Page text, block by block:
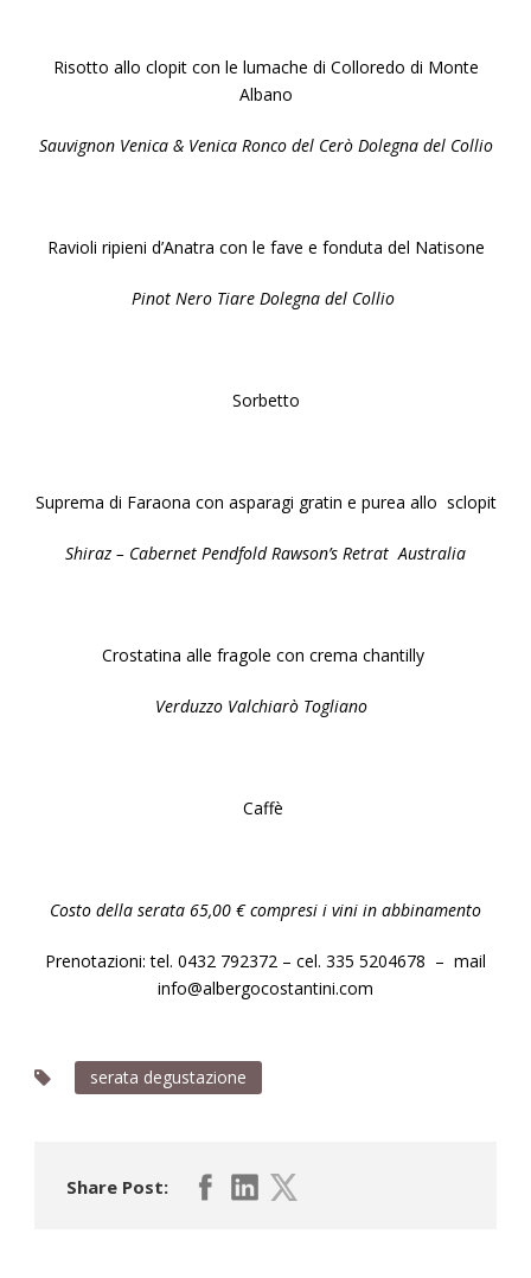
Risotto allo clopit con le lumache di Colloredo di Monte
Albano
Sauvignon Venica & Venica Ronco del Cerò Dolegna del Collio
Ravioli ripieni d’Anatra con le fave e fonduta del Natisone
Pinot Nero Tiare Dolegna del Collio
Sorbetto
Suprema di Faraona con asparagi gratin e purea allo sclopit
Shiraz – Cabernet Pendfold Rawson’s Retrat Australia
Crostatina alle fragole con crema chantilly
Verduzzo Valchiarò Togliano
Caffè
Costo della serata 65,00 € compresi i vini in abbinamento
Prenotazioni: tel. 0432 792372 – cel. 335 5204678 – mail
info@albergocostantini.com
serata degustazione
Share Post: